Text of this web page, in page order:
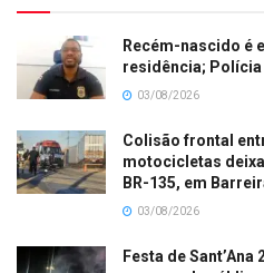
Recém-nascido é
residência;
03/08/2026
Colisão frontal
motocicletas
BR-135, em
03/08/2026
Festa de